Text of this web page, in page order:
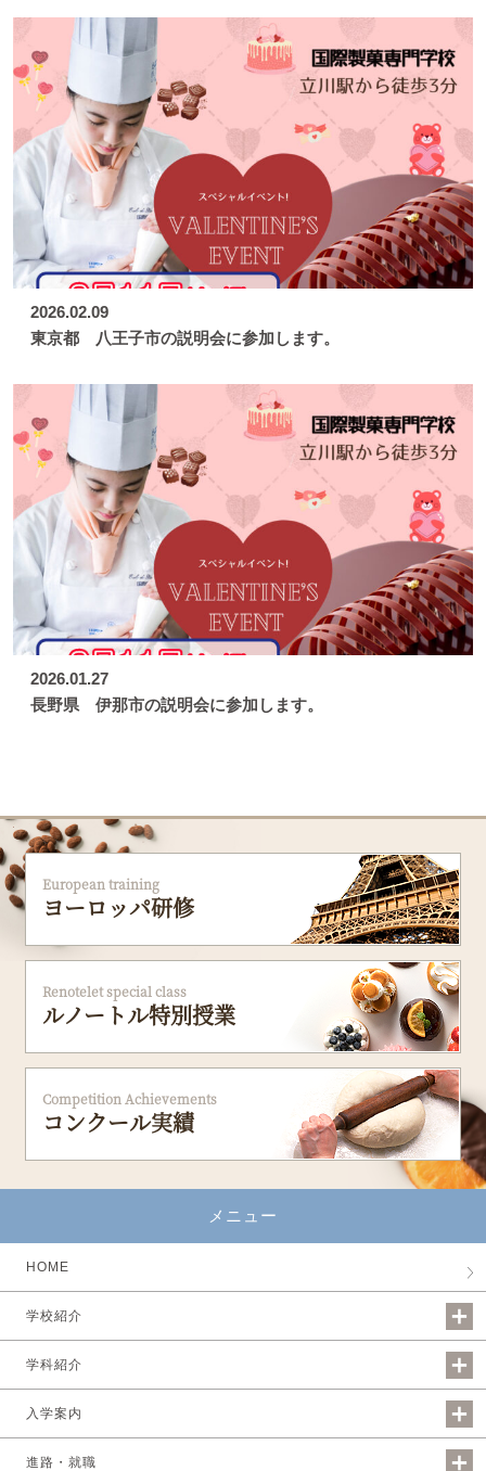
2026.02.09
東京都 八王子市の説明会に参加します。
2026.01.27
長野県 伊那市の説明会に参加します。
European training
ヨーロッパ研修
Renotelet special class
ルノートル特別授業
Competition Achievements
コンクール実績
メニュー
HOME
学校紹介
学科紹介
入学案内
進路・就職